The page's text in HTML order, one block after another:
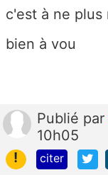
c'est à ne plus
bien à vou
Publié par
10h05
!
citer